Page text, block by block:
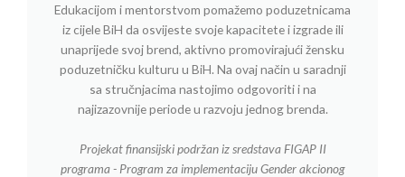
Edukacijom i mentorstvom pomažemo poduzetnicama
iz cijele BiH da osvijeste svoje kapacitete i izgrade ili
unaprijede svoj brend, aktivno promovirajući žensku
poduzetničku kulturu u BiH. Na ovaj način u saradnji
sa stručnjacima nastojimo odgovoriti i na
najizazovnije periode u razvoju jednog brenda.
Projekat finansijski podržan iz sredstava FIGAP II
programa - Program za implementaciju Gender akcionog